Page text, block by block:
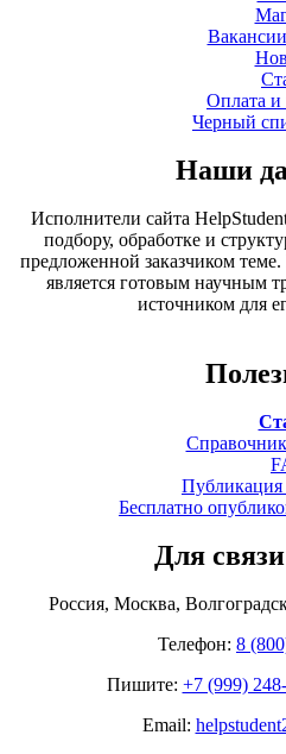
Оплата и
Черный
Наши
Исполнители сайта
подбору, обработке и
предложенной заказчиком
является готовым научным
источником для
Справочник
Бесплатно
Для
Россия, Москва,
Телефон: 8
Пишите: +7 (999)
Email: